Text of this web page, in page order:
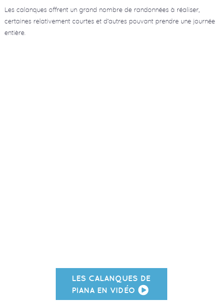
Les calanques offrent un grand nombre de randonnées à réaliser,
certaines relativement courtes et d’autres pouvant prendre une journée
entière.
LES CALANQUES DE
PIANA EN VIDÉO